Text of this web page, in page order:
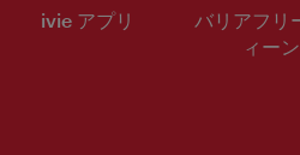
ivie アプリ
バリアフリ
ィーン